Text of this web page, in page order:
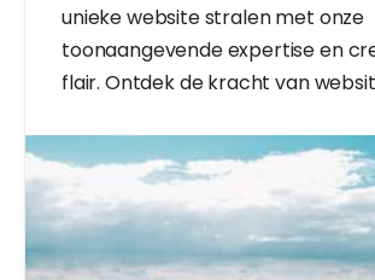
unieke website stralen met onze
toonaangevende expertise en
flair. Ontdek de kracht van